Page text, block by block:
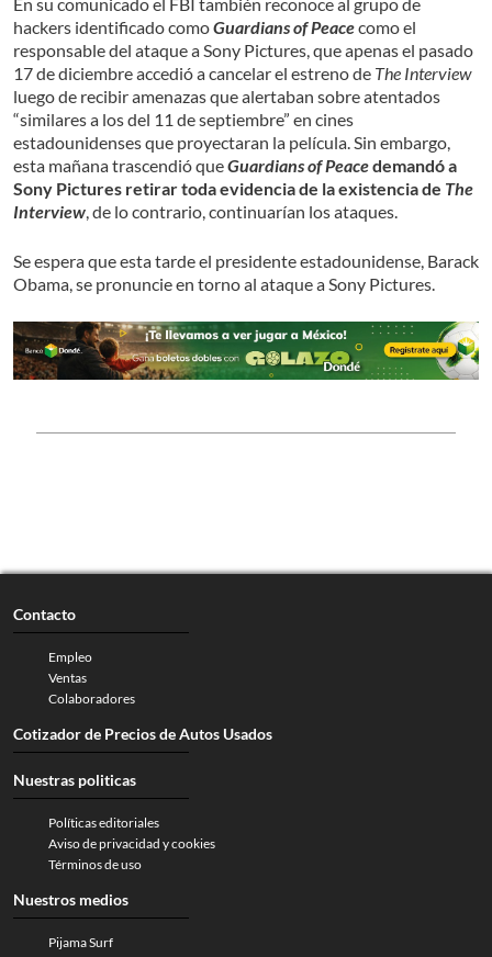
En su comunicado el FBI también reconoce al grupo de
hackers identificado comoGuardians of Peacecomo el
responsable del ataque a Sony Pictures, que apenas el pasado
17 de diciembre accedió a cancelar el estreno de The Interview
luego de recibir amenazas que alertaban sobre atentados
“similares a los del 11 de septiembre” en cines
estadounidenses que proyectaran la película. Sin embargo,
esta mañana trascendió queGuardians of Peacedemandó a
Sony Pictures retirar toda evidencia de la existencia de The
Interview, de lo contrario, continuarían los ataques.
Se espera que esta tarde el presidente estadounidense, Barack
Obama, se pronuncie en torno al ataque a Sony Pictures.
Contacto
Empleo
Ventas
Colaboradores
Cotizador de Precios de Autos Usados
Nuestras politicas
Políticas editoriales
Aviso de privacidad y cookies
Términos de uso
Nuestros medios
Pijama Surf